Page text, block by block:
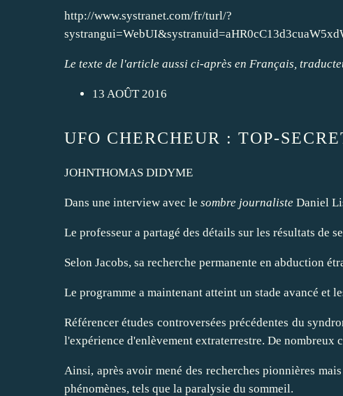
http://www.systranet.com/fr/turl/?
Le texte de l'article aussi ci-après en Français,
13 AOÛT 2016
UFO CHERCHEUR : TOP-
JOHNTHOMAS DIDYME
Dans une interview avec le sombre journaliste Daniel
Le professeur a partagé des détails sur les résultats de
Selon Jacobs, sa recherche permanente en abduction
Le programme a maintenant atteint un stade avancé et
Référencer études controversées précédentes du
l'expérience d'enlèvement extraterrestre. De
Ainsi, après avoir mené des recherches pionnières
phénomènes, tels que la paralysie du sommeil.